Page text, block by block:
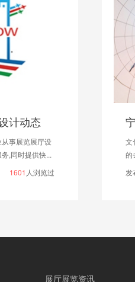
计动态
事展览展厅设
,同时提供快...
1601 人浏览过
文
的
发
展厅展览资讯